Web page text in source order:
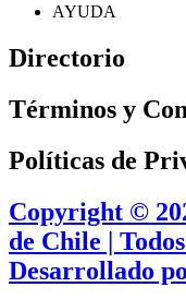
AYUDA
Directorio
Términos y
Políticas de
Copyright ©
de Chile |
Desarrollado